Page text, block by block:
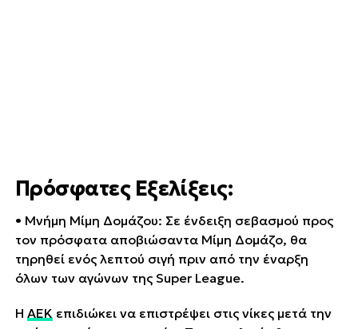
Πρόσφατες Εξελίξεις:
• Μνήμη Μίμη Δομάζου: Σε ένδειξη σεβασμού προς
τον πρόσφατα αποβιώσαντα Μίμη Δομάζο, θα
τηρηθεί ενός λεπτού σιγή πριν από την έναρξη
όλων των αγώνων της Super League.
Η ΑΕΚ επιδιώκει να επιστρέψει στις νίκες μετά την